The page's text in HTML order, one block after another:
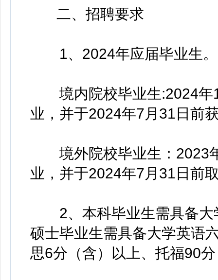
二、招聘要求
1、2024年应届毕业生。
境内院校毕业生:2024年1
业，并于2024年7月31日前
境外院校毕业生：2023
业，并于2024年7月31日前
2、本科毕业生需具备大
硕士毕业生需具备大学英语
思6分（含）以上、托福90